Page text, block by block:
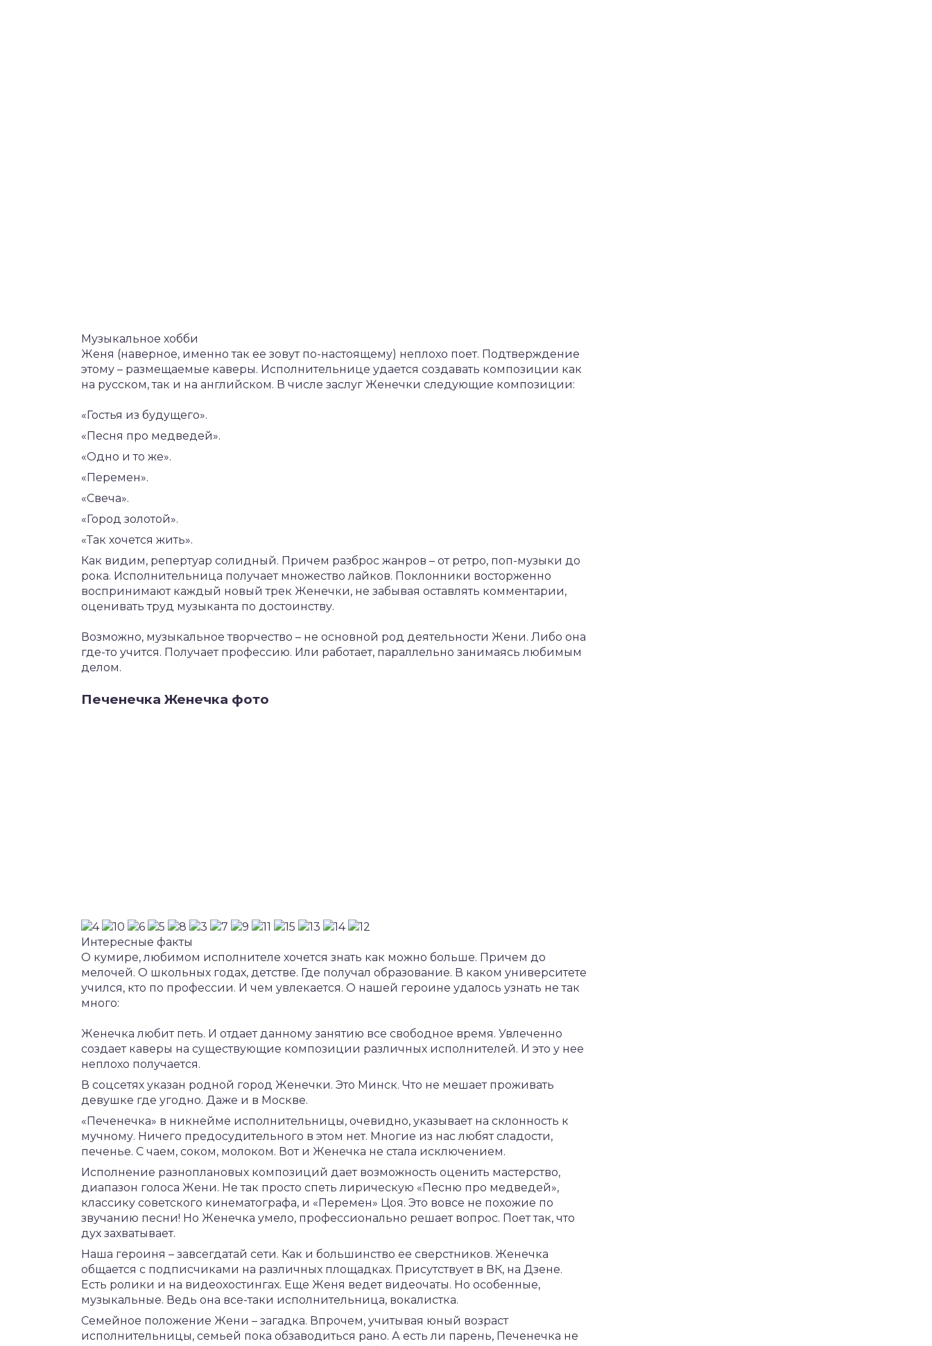
Музыкальное хобби
Женя (наверное, именно так ее зовут по-настоящему) неплохо поет. Подтверждение
этому – размещаемые каверы. Исполнительнице удается создавать композиции как
на русском, так и на английском. В числе заслуг Женечки следующие композиции:
«Гостья из будущего».
«Песня про медведей».
«Одно и то же».
«Перемен».
«Свеча».
«Город золотой».
«Так хочется жить».
Как видим, репертуар солидный. Причем разброс жанров – от ретро, поп-музыки до
рока. Исполнительница получает множество лайков. Поклонники восторженно
воспринимают каждый новый трек Женечки, не забывая оставлять комментарии,
оценивать труд музыканта по достоинству.
Возможно, музыкальное творчество – не основной род деятельности Жени. Либо она
где-то учится. Получает профессию. Или работает, параллельно занимаясь любимым
делом.
Печенечка Женечка фото
Интересные факты
О кумире, любимом исполнителе хочется знать как можно больше. Причем до
мелочей. О школьных годах, детстве. Где получал образование. В каком университете
учился, кто по профессии. И чем увлекается. О нашей героине удалось узнать не так
много:
Женечка любит петь. И отдает данному занятию все свободное время. Увлеченно
создает каверы на существующие композиции различных исполнителей. И это у нее
неплохо получается.
В соцсетях указан родной город Женечки. Это Минск. Что не мешает проживать
девушке где угодно. Даже и в Москве.
«Печенечка» в никнейме исполнительницы, очевидно, указывает на склонность к
мучному. Ничего предосудительного в этом нет. Многие из нас любят сладости,
печенье. С чаем, соком, молоком. Вот и Женечка не стала исключением.
Исполнение разноплановых композиций дает возможность оценить мастерство,
диапазон голоса Жени. Не так просто спеть лирическую «Песню про медведей»,
классику советского кинематографа, и «Перемен» Цоя. Это вовсе не похожие по
звучанию песни! Но Женечка умело, профессионально решает вопрос. Поет так, что
дух захватывает.
Наша героиня – завсегдатай сети. Как и большинство ее сверстников. Женечка
общается с подписчиками на различных площадках. Присутствует в ВК, на Дзене.
Есть ролики и на видеохостингах. Еще Женя ведет видеочаты. Но особенные,
музыкальные. Ведь она все-таки исполнительница, вокалистка.
Семейное положение Жени – загадка. Впрочем, учитывая юный возраст
исполнительницы, семьей пока обзаводиться рано. А есть ли парень, Печенечка не